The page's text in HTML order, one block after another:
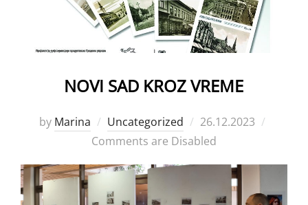
NOVI SAD KROZ VREME
by Marina Uncategorized
Posted
on
26.12.2023
Comments are Disabled